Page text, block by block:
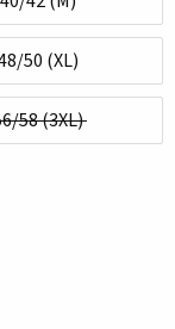
50 (XL)
58 (3XL)